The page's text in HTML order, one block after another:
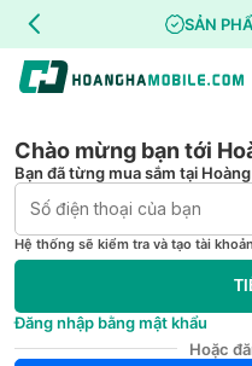
SẢN
Chào mừng bạn tới
Bạn đã từng mua sắm tại
Hệ thống sẽ kiểm tra và tạo tài
Đăng nhập bằng mật khẩu
Hoặc